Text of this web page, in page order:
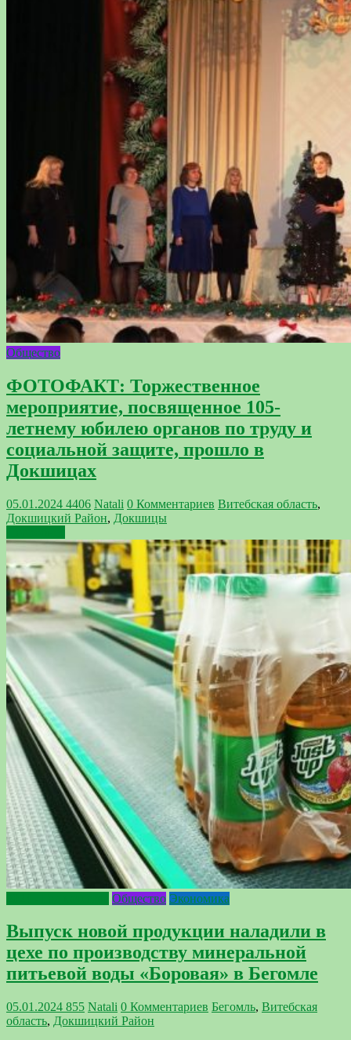
Общество
ФОТОФАКТ: Торжественное
мероприятие, посвященное 105-
летнему юбилею органов по труду и
социальной защите, прошло в
Докшицах
05.01.2024 4406 Natali 0 Комментариев Витебская область,
Докшицкий Район, Докшицы
Общество Экономика
Выпуск новой продукции наладили в
цехе по производству минеральной
питьевой воды «Боровая» в Бегомле
05.01.2024 855 Natali 0 Комментариев Бегомль, Витебская
область, Докшицкий Район